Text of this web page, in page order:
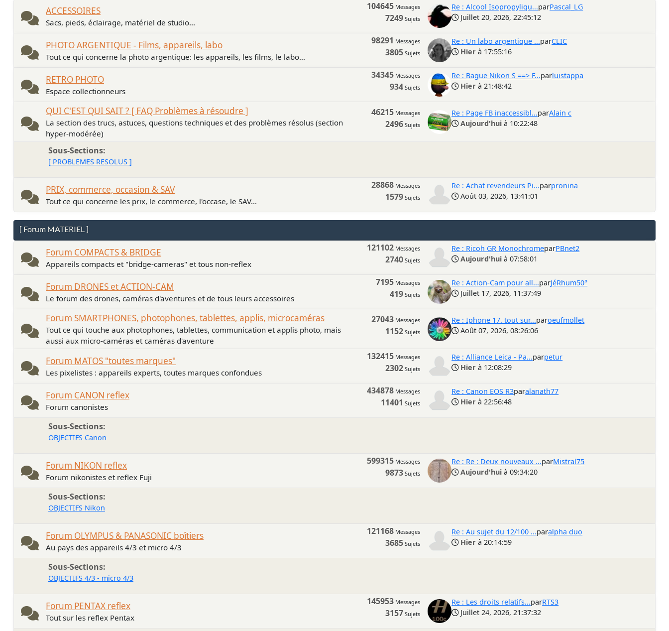
ACCESSOIRES
Sacs, pieds, éclairage, matériel de studio...
104645 Messages
7249 Sujets
Re : Alcool Isopropyliqu...parPascal_LG
Juillet 20, 2026, 22:45:12
PHOTO ARGENTIQUE - Films, appareils, labo
Tout ce qui concerne la photo argentique: les appareils, les films, le labo...
98291 Messages
3805 Sujets
Re : Un labo argentique ...parCLIC
Hier à 17:55:16
RETRO PHOTO
Espace collectionneurs
34345 Messages
934 Sujets
Re : Bague Nikon S ==> F...parluistappa
Hier à 21:48:42
QUI C'EST QUI SAIT ? [ FAQ Problèmes à résoudre ]
La section des trucs, astuces, questions techniques et des problèmes résolus (section
hyper-modérée)
46215 Messages
2496 Sujets
Re : Page FB inaccessibl...parAlain c
Aujourd'hui à 10:22:48
Sous-Sections
[ PROBLEMES RESOLUS ]
PRIX, commerce, occasion & SAV
Tout ce qui concerne les prix, le commerce, l'occase, le SAV...
28868 Messages
1579 Sujets
Re : Achat revendeurs Pi...parpronina
Août 03, 2026, 13:41:01
[ Forum MATERIEL ]
Forum COMPACTS & BRIDGE
Appareils compacts et "bridge-cameras" et tous non-reflex
121102 Messages
2740 Sujets
Re : Ricoh GR MonochromeparPBnet2
Aujourd'hui à 07:58:01
Forum DRONES et ACTION-CAM
Le forum des drones, caméras d'aventures et de tous leurs accessoires
7195 Messages
419 Sujets
Re : Action-Cam pour all...parJéRhum50°
Juillet 17, 2026, 11:37:49
Forum SMARTPHONES, photophones, tablettes, applis, microcaméras
Tout ce qui touche aux photophones, tablettes, communication et applis photo, mais
aussi aux micro-caméras et caméras d'aventure
27043 Messages
1152 Sujets
Re : Iphone 17. tout sur...paroeufmollet
Août 07, 2026, 08:26:06
Forum MATOS "toutes marques"
Les pixelistes : appareils experts, toutes marques confondues
132415 Messages
2302 Sujets
Re : Alliance Leica - Pa...parpetur
Hier à 12:08:29
Forum CANON reflex
Forum canonistes
434878 Messages
11401 Sujets
Re : Canon EOS R3paralanath77
Hier à 22:56:48
Sous-Sections
OBJECTIFS Canon
Forum NIKON reflex
Forum nikonistes et reflex Fuji
599315 Messages
9873 Sujets
Re : Re : Deux nouveaux ...parMistral75
Aujourd'hui à 09:34:20
Sous-Sections
OBJECTIFS Nikon
Forum OLYMPUS & PANASONIC boîtiers
Au pays des appareils 4/3 et micro 4/3
121168 Messages
3685 Sujets
Re : Au sujet du 12/100 ...paralpha duo
Hier à 20:14:59
Sous-Sections
OBJECTIFS 4/3 - micro 4/3
Forum PENTAX reflex
Tout sur les reflex Pentax
145953 Messages
3157 Sujets
Re : Les droits relatifs...parRTS3
Juillet 24, 2026, 21:37:32